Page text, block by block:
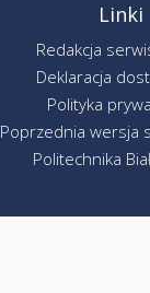
Linki
Redakcja
Deklaracja
Polityka
Poprzednia wersja
Politechnika